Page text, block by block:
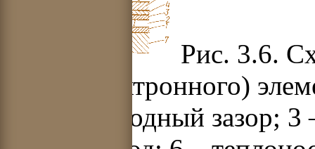
Рис. 3.6.
(термоэлектронного)
межэлектродный зазор;